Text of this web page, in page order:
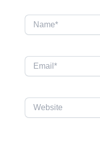
Name*
Email*
Website